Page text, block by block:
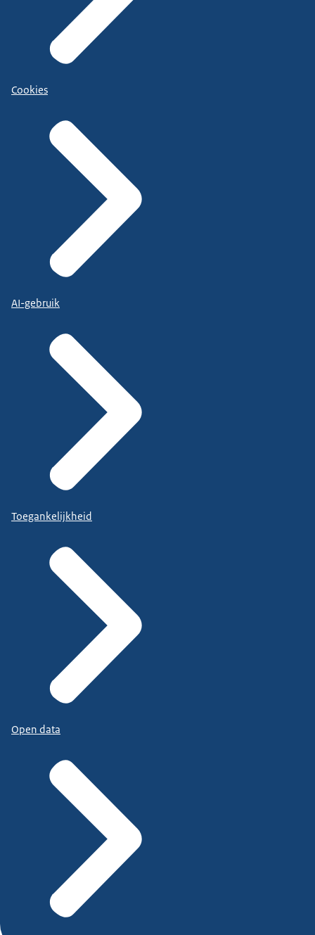
Cookies
AI-gebruik
Toegankelijkheid
Open data